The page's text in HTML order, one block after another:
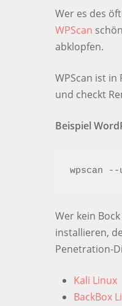
Wer es des
WPScan
abklopfen.
WPScan ist
und checkt
Beispiel
wpscan
Wer kein
installieren,
Penetration-
Kali Linux
BackBox